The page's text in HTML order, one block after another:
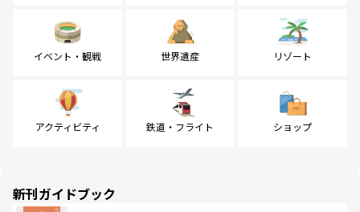
イベント・観戦 世界遺産 リゾート
アクティビティ 鉄道・フライト ショップ
新刊ガイドブック